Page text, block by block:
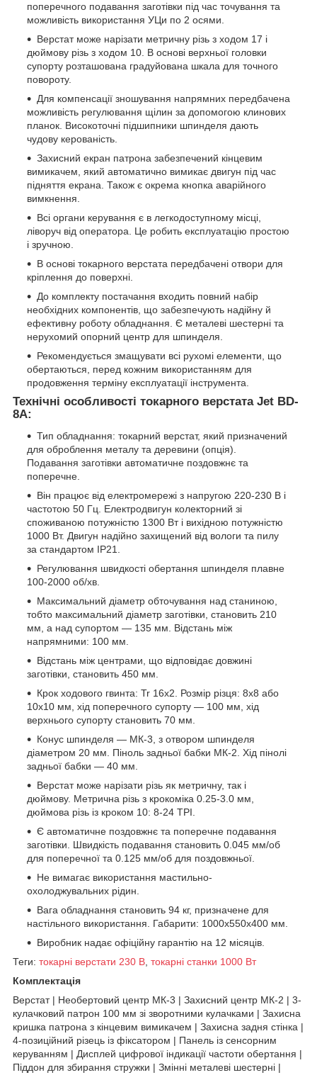
поперечного подавання заготівки під час точування та
можливість використання УЦи по 2 осями.
Верстат може нарізати метричну різь з ходом 17 і
дюймову різь з ходом 10. В основі верхньої головки
супорту розташована градуйована шкала для точного
повороту.
Для компенсації зношування напрямних передбачена
можливість регулювання щілин за допомогою клинових
планок. Високоточні підшипники шпинделя дають
чудову керованість.
Захисний екран патрона забезпечений кінцевим
вимикачем, який автоматично вимикає двигун під час
підняття екрана. Також є окрема кнопка аварійного
вимкнення.
Всі органи керування є в легкодоступному місці,
ліворуч від оператора. Це робить експлуатацію простою
і зручною.
В основі токарного верстата передбачені отвори для
кріплення до поверхні.
До комплекту постачання входить повний набір
необхідних компонентів, що забезпечують надійну й
ефективну роботу обладнання. Є металеві шестерні та
нерухомий опорний центр для шпинделя.
Рекомендується змащувати всі рухомі елементи, що
обертаються, перед кожним використанням для
продовження терміну експлуатації інструмента.
Технічні особливості токарного верстата Jet BD-
8A:
Тип обладнання: токарний верстат, який призначений
для оброблення металу та деревини (опція).
Подавання заготівки автоматичне поздовжнє та
поперечне.
Він працює від електромережі з напругою 220-230 В і
частотою 50 Гц. Електродвигун колекторний зі
споживаною потужністю 1300 Вт і вихідною потужністю
1000 Вт. Двигун надійно захищений від вологи та пилу
за стандартом IP21.
Регулювання швидкості обертання шпинделя плавне
100-2000 об/хв.
Максимальний діаметр обточування над станиною,
тобто максимальний діаметр заготівки, становить 210
мм, а над супортом — 135 мм. Відстань між
напрямними: 100 мм.
Відстань між центрами, що відповідає довжині
заготівки, становить 450 мм.
Крок ходового гвинта: Tr 16x2. Розмір різця: 8х8 або
10х10 мм, хід поперечного супорту — 100 мм, хід
верхнього супорту становить 70 мм.
Конус шпинделя — МК-3, з отвором шпинделя
діаметром 20 мм. Піноль задньої бабки МК-2. Хід пінолі
задньої бабки — 40 мм.
Верстат може нарізати різь як метричну, так і
дюймову. Метрична різь з крокоміка 0.25-3.0 мм,
дюймова різь із кроком 10: 8-24 TPI.
Є автоматичне поздовжнє та поперечне подавання
заготівки. Швидкість подавання становить 0.045 мм/об
для поперечної та 0.125 мм/об для поздовжньої.
Не вимагає використання мастильно-
охолоджувальних рідин.
Вага обладнання становить 94 кг, призначене для
настільного використання. Габарити: 1000х550х400 мм.
Виробник надає офіційну гарантію на 12 місяців.
Теги: токарні верстати 230 В токарні станки 1000 Вт
Комплектація
Верстат | Необертовий центр МК-3 | Захисний центр МК-2 | 3-
кулачковий патрон 100 мм зі зворотними кулачками | Захисна
кришка патрона з кінцевим вимикачем | Захисна задня стінка |
4-позиційний різець із фіксатором | Панель із сенсорним
керуванням | Дисплей цифрової індикації частоти обертання |
Піддон для збирання стружки | Змінні металеві шестерні |